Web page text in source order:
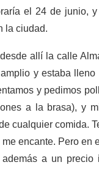
el 24 de junio,
la ciudad.
allí la calle
y estaba lleno
y pedimos
a la brasa), y
cualquier comida.
encante. Pero en
a un precio